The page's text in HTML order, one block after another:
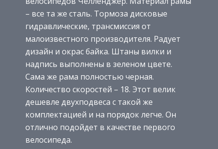
– все та же сталь. Тормоза дисковые
гидравлические, трансмиссия от
малоизвестного производителя. Радует
дизайн и окрас байка. Штаны вилки и
надпись выполнены в зеленом цвете.
Сама же рама полностью черная.
Количество скоростей – 18. Этот велик
дешевле двухподвеса с такой же
комплектацией и на порядок легче. Он
отлично подойдет в качестве первого
велосипеда.